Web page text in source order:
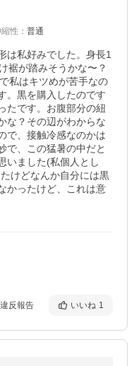
性 ： 普通
は私好みでした。身長1
裾が踏みそうかな〜？
私はキツめが苦手なの
。黒を購入したのです
たです。お腹部分の紐
な？その辺がわからな
で、接触冷感なのかは
で、この猛暑の中だと
いました(私個人とし
けどなんか自分には黒
かったけど、これは意
違反報告 いいね 1